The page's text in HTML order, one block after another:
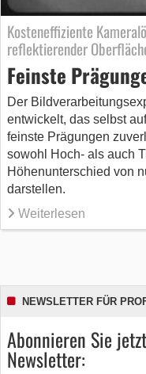
Kosteneffiziente
reflektierender
Feinste
Der
entwickelt, das selbst
feinste Prägungen
sowohl Hoch- als auch
Höhenunterschied von
darstellen.
Weiterlesen
NEWSLETTER FÜR
Abonnieren Sie
Newsletter: